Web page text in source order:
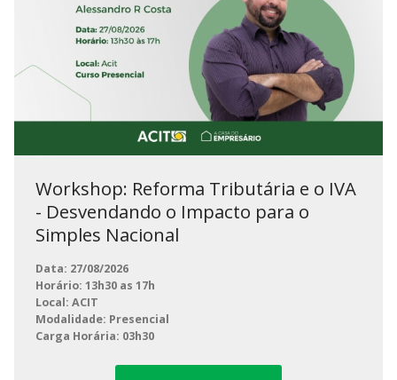
Workshop: Reforma Tributária e o IVA
- Desvendando o Impacto para o
Simples Nacional
Data: 27/08/2026
Horário: 13h30 as 17h
Local: ACIT
Modalidade: Presencial
Carga Horária: 03h30